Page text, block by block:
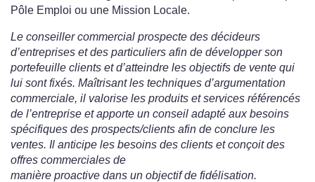
Pôle Emploi ou une Mission Locale.
Le conseiller commercial prospecte des décideurs
d’entreprises et des particuliers afin de développer son
portefeuille clients et d’atteindre les objectifs de vente qui
lui sont fixés. Maîtrisant les techniques d’argumentation
commerciale, il valorise les produits et services référencés
de l’entreprise et apporte un conseil adapté aux besoins
spécifiques des prospects/clients afin de conclure les
ventes. Il anticipe les besoins des clients et conçoit des
offres commerciales de
manière proactive dans un objectif de fidélisation.